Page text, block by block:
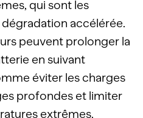
qui sont les
accélérée.
peuvent prolonger la
en suivant
éviter les charges
profondes et limiter
extrêmes.